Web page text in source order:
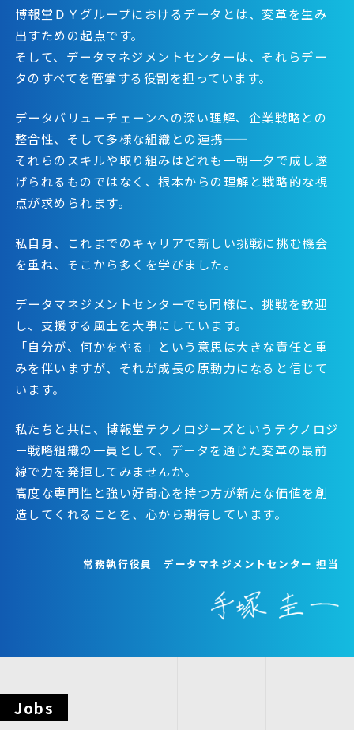
博報堂ＤＹグループにおけるデータとは、変革を生み
出すための起点です。
そして、データマネジメントセンターは、それらデー
タのすべてを管掌する役割を担っています。
データバリューチェーンへの深い理解、企業戦略との
整合性、そして多様な組織との連携――
それらのスキルや取り組みはどれも一朝一夕で成し遂
げられるものではなく、根本からの理解と戦略的な視
点が求められます。
私自身、これまでのキャリアで新しい挑戦に挑む機会
を重ね、そこから多くを学びました。
データマネジメントセンターでも同様に、挑戦を歓迎
し、支援する風土を大事にしています。
「自分が、何かをやる」という意思は大きな責任と重
みを伴いますが、それが成長の原動力になると信じて
います。
私たちと共に、博報堂テクノロジーズというテクノロジ
ー戦略組織の一員として、データを通じた変革の最前
線で力を発揮してみませんか。
高度な専門性と強い好奇心を持つ方が新たな価値を創
造してくれることを、心から期待しています。
常務執行役員 データマネジメントセンター 担当
Jobs